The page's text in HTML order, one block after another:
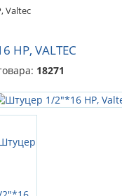
Valtec
НР, VALTEC
18271